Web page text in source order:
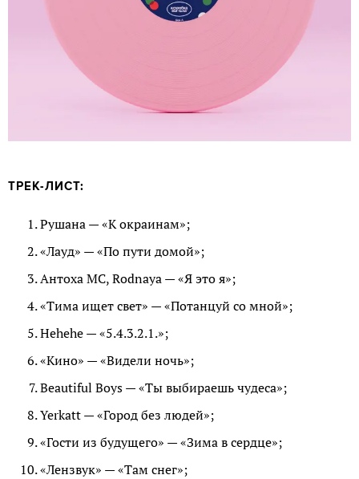
ТРЕК-ЛИСТ:
Рушана — «К окраинам»;
«Лауд» — «По пути домой»;
Антоха MC, Rodnaya — «Я это я»;
«Тима ищет свет» — «Потанцуй со мной»;
Hehehe — «5.4.3.2.1.»;
«Кино» — «Видели ночь»;
Beautiful Boys — «Ты выбираешь чудеса»;
Yerkatt — «Город без людей»;
«Гости из будущего» — «Зима в сердце»;
«Лензвук» — «Там снег»;